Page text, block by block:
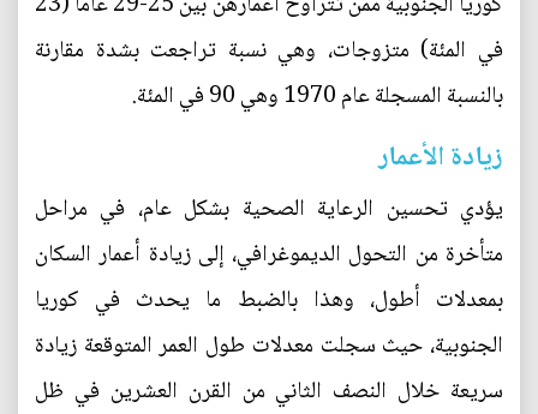
في المئة) متزوجات، وهي نسبة تراجعت بشدة مقارنة
بالنسبة المسجلة عام 1970 وهي 90 في المئة.
زيادة الأعمار
يؤدي تحسين الرعاية الصحية بشكل عام، في مراحل
متأخرة من التحول الديموغرافي، إلى زيادة أعمار السكان
بمعدلات أطول، وهذا بالضبط ما يحدث في كوريا
الجنوبية، حيث سجلت معدلات طول العمر المتوقعة زيادة
سريعة خلال النصف الثاني من القرن العشرين في ظل